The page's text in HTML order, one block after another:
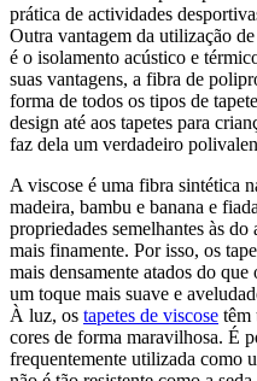
prática de actividades
Outra vantagem da utilização
é o isolamento acústico e
suas vantagens, a fibra de
forma de todos os tipos de
design até aos tapetes para
faz dela um verdadeiro
A viscose é uma fibra sintética
madeira, bambu e banana e
propriedades semelhantes às do
mais finamente. Por isso, os
mais densamente atados do
um toque mais suave e
À luz, os tapetes de viscose têm
cores de forma maravilhosa. É
frequentemente utilizada como